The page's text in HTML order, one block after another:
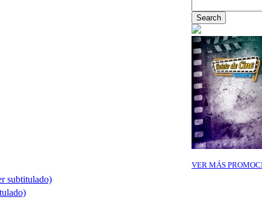
subtitulado)
VER MÁS